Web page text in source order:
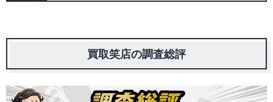
買取笑店の調査総評